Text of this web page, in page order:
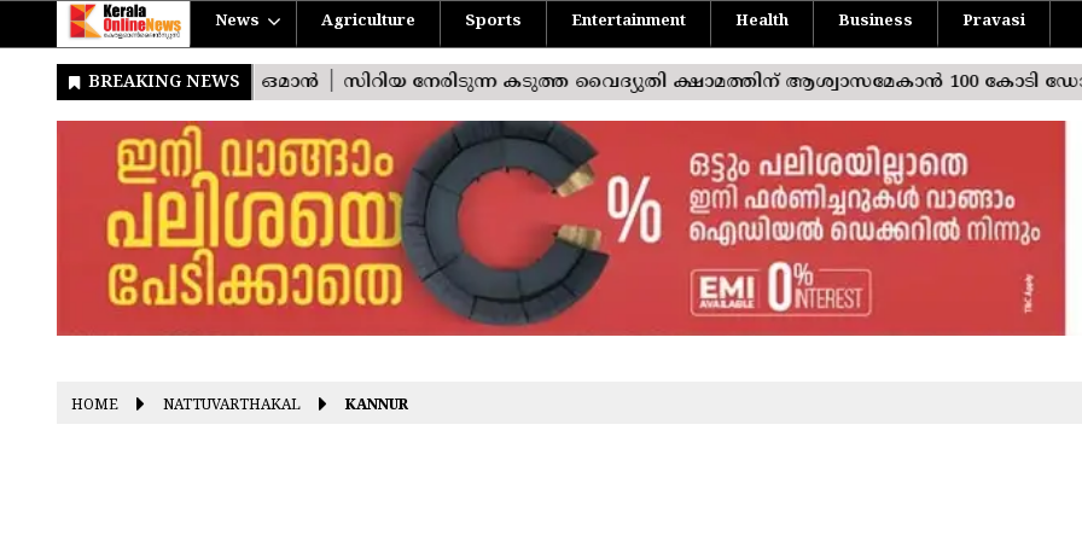
News Agriculture Sports Entertainment Health Business Pravasi
HOME NATTUVARTHAKAL KANNUR